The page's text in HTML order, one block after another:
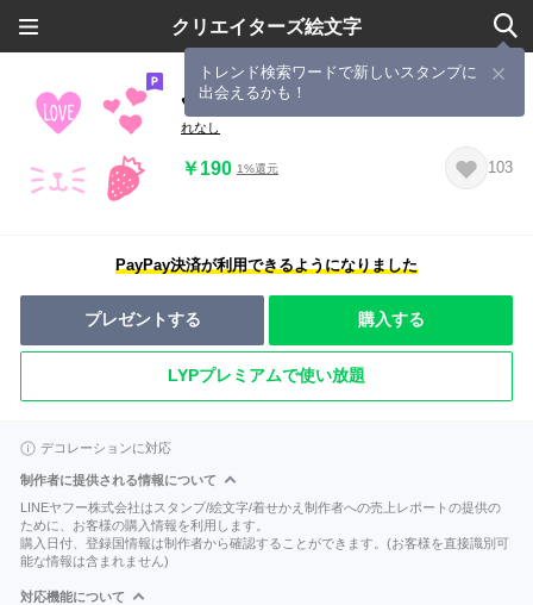
クリエイターズ絵文字
トレンド検索ワードで新しいスタンプに
出会えるかも！
♥可愛いを集めたピンクホリック♥
れなし
￥190 1%還元 103
PayPay決済が利用できるようになりました
プレゼントする 購入する
LYPプレミアムで使い放題
デコレーションに対応
制作者に提供される情報について
LINEヤフー株式会社はスタンプ/絵文字/着せかえ制作者への売上レポートの提供の
ために、お客様の購入情報を利用します。
購入日付、登録国情報は制作者から確認することができます。(お客様を直接識別可
能な情報は含まれません)
対応機能について